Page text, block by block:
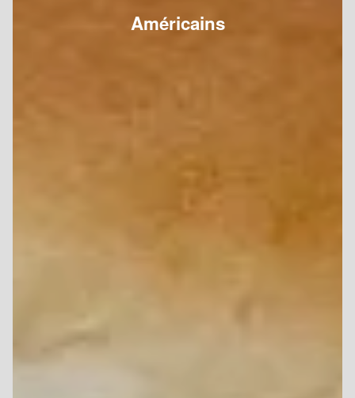
Américains